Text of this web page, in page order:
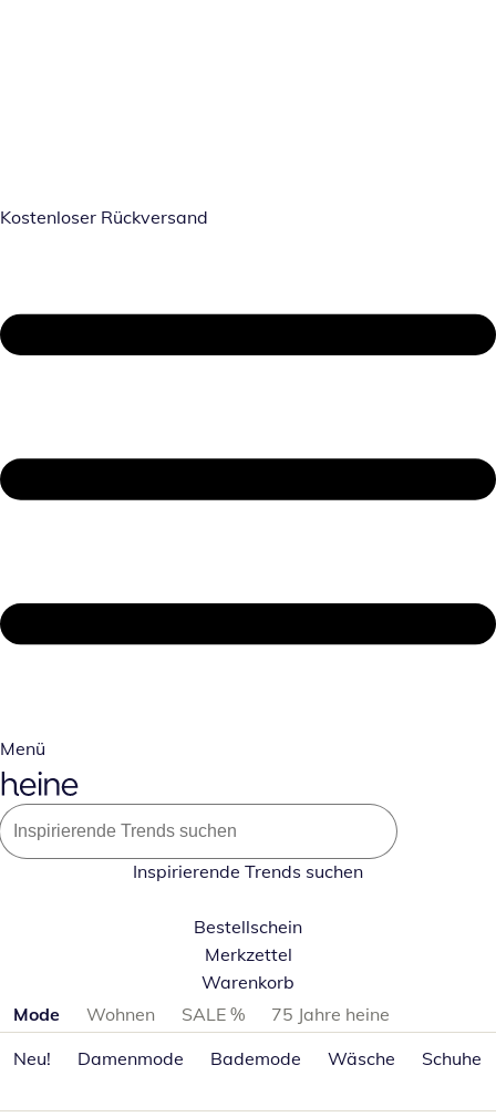
Kostenloser Rückversand
Menü
Inspirierende Trends suchen
Bestellschein
Merkzettel
Warenkorb
Produktkategorien überspringen
Mode Wohnen SALE %
75 Jahre heine
Neu!
Damenmode Bademode Wäsche Schuhe